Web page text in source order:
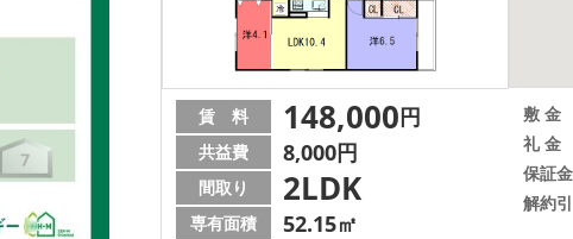
賃 料 148,000円
共益費 8,000円
間取り 2LDK
専有面積 52.15㎡
敷 金
礼 金
保証金
解約引